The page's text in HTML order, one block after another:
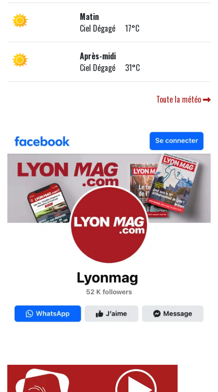
Matin
Ciel Dégagé 17°C
Après-midi
Ciel Dégagé 31°C
Toute la météo